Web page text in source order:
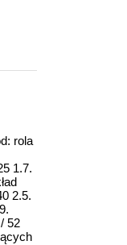
rola
1.7.
2.5.
52